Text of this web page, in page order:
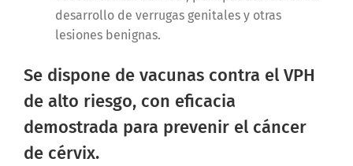
desarrollo de verrugas genitales y otras
lesiones benignas.
Se dispone de vacunas contra el VPH
de alto riesgo, con eficacia
demostrada para prevenir el cáncer
de cérvix.